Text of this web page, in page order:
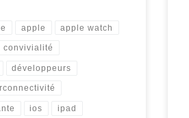
apple apple watch
convivialité
développeurs
ios ipad